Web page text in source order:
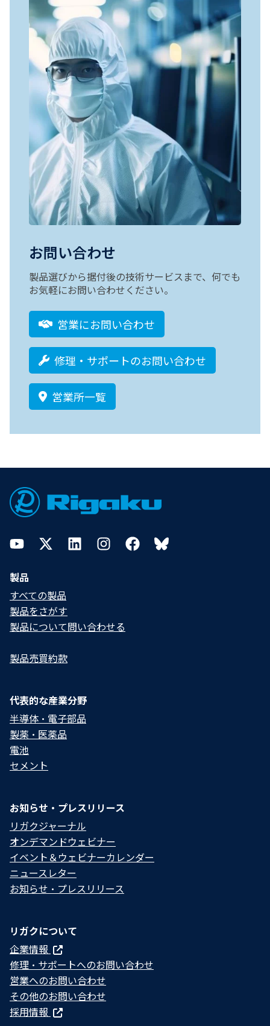
お問い合わせ
製品選びから据付後の技術サービスまで、何でも
お気軽にお問い合わせください。
営業にお問い合わせ
修理・サポートのお問い合わせ
営業所一覧
Footer
YouTubeTwitterLinkedInInstagramFacebookBluesky
製品
すべての製品
製品をさがす
製品について問い合わせる​
製品売買約款
代表的な産業分野
半導体・電子部品
製薬・医薬品
電池
セメント
お知らせ・プレスリリース
リガクジャーナル
オンデマンドウェビナー
イベント＆ウェビナーカレンダー
ニュースレター
お知らせ・プレスリリース
リガクについて
企業情報
修理・サポートへのお問い合わせ
営業へのお問い合わせ
その他のお問い合わせ
採用情報